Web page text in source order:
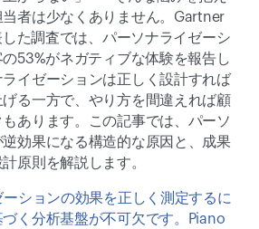
者は少なくありません。Gartner
た調査では、パーソナライゼーシ
53%がネガティブな体験を報告し
イゼーションは正しく設計すれば
る一方で、やり方を間違えれば顧
あります。この記事では、パーソ
効果になる構造的な原因と、成果
原則を解説します。
ションの効果を正しく測定するに
く分析基盤が不可欠です。Piano